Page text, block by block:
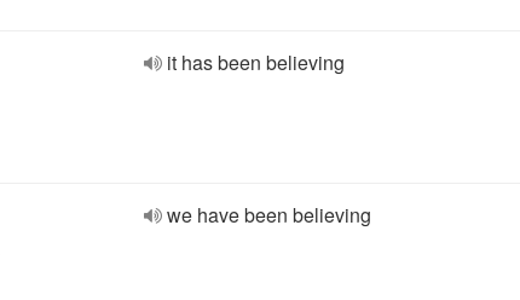
it has been believing
we have been believing